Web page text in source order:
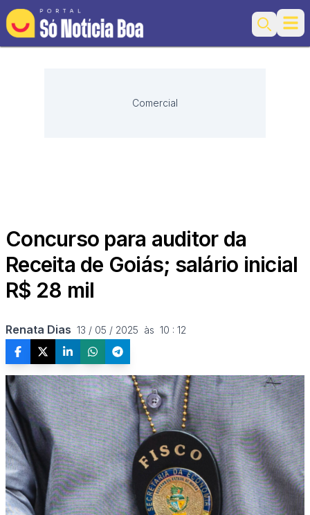
Search
Comercial
Concurso para auditor da
Receita de Goiás; salário inicial
R$ 28 mil
Renata Dias 13 / 05 / 2025  às  10 : 12